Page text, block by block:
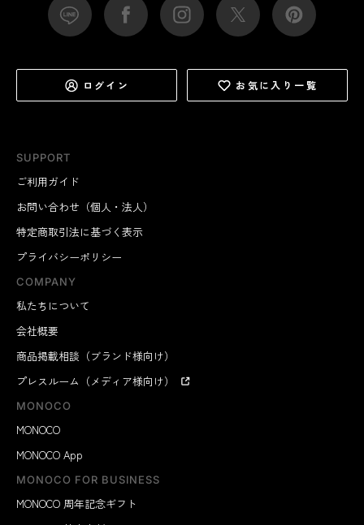
SUPPORT
ご利用ガイド
お問い合わせ（個人・法人）
特定商取引法に基づく表示
プライバシーポリシー
COMPANY
私たちについて
会社概要
商品掲載相談（ブランド様向け）
プレスルーム（メディア様向け）
MONOCO
MONOCO
MONOCO App
MONOCO FOR BUSINESS
MONOCO 周年記念ギフト
ログイン お気に入り一覧